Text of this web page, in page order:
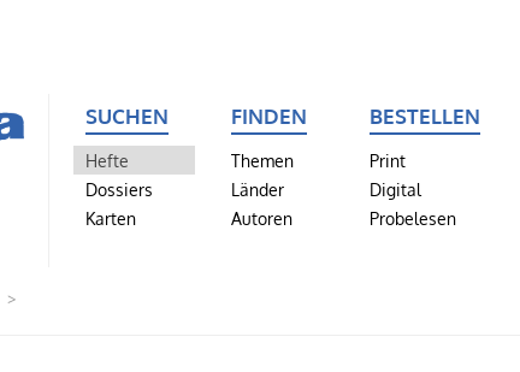
SUCHEN
Hefte
Dossiers
Karten
FINDEN
Themen
Länder
Autoren
BESTELLEN
Print
Digital
Probelesen